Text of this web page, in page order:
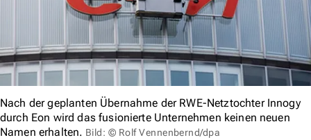
Nach der geplanten Übernahme der RWE-Netztochter Innogy
durch Eon wird das fusionierte Unternehmen keinen neuen
Namen erhalten. Bild: © Rolf Vennenbernd/dpa